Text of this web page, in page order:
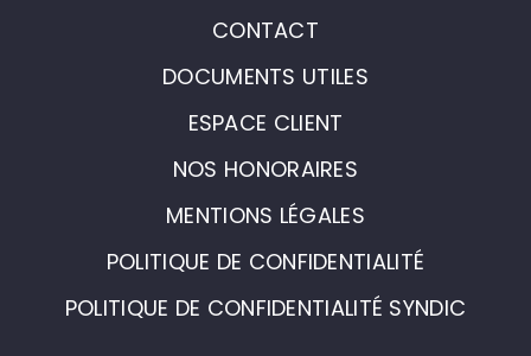
CONTACT
DOCUMENTS UTILES
ESPACE CLIENT
NOS HONORAIRES
MENTIONS LÉGALES
POLITIQUE DE CONFIDENTIALITÉ
POLITIQUE DE CONFIDENTIALITÉ SYNDIC